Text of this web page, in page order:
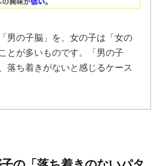
男の子脳」を、女の子は「女の
とが多いものです。「男の子
落ち着きがないと感じるケース